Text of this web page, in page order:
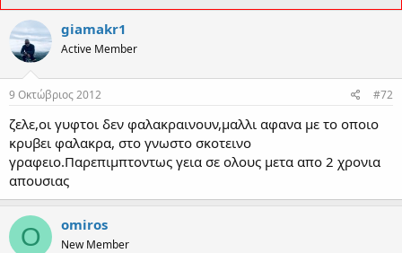
giamakr1
Active Member
9 Οκτώβριος 2012 #72
ζελε,οι γυφτοι δεν φαλακραινουν,μαλλι αφανα με το οποιο
κρυβει φαλακρα, στο γνωστο σκοτεινο
γραφειο.Παρεπιμπτοντως γεια σε ολους μετα απο 2 χρονια
απουσιας
O omiros
New Member